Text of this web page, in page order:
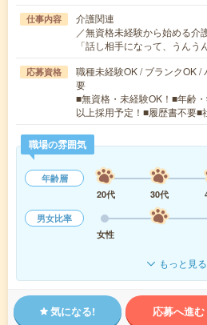
仕事内容
介護関連
／無資格未経験から始める介
「話し相手になって、うん
応募資格
職種未経験OK / ブランクOK /
要
■無資格・未経験OK！■年齢
以上採用予定！■履歴書不要
職場の雰囲気
年齢層
20代
30代
男女比率
女性
もっと見る
気になる! 応募へ進む